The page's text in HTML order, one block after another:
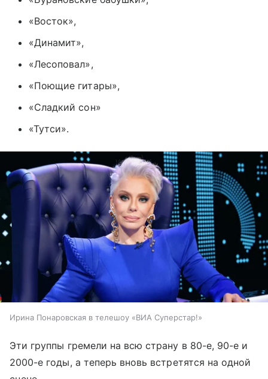
«Восток»,
«Динамит»,
«Лесоповал»,
«Поющие гитары»,
«Сладкий сон»
«Тутси».
Ирина Понаровская в телешоу «ВИА Суперстар!»
Эти группы гремели на всю страну в 80-е, 90-е и
2000-е годы, а теперь вновь встретятся на одной